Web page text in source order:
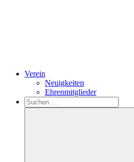
Verein
Neuigkeiten
Ehrenmitglieder
Search
Suchen
nach: